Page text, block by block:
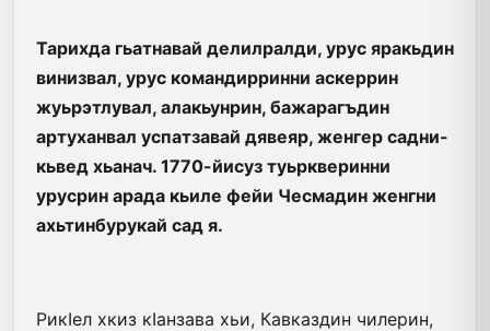
Тарихда гьатнавай делилралди, урус яракьдин
винизвал, урус командирринни аскеррин
жуьрэтлувал, алакьунрин, бажарагъдин
артуханвал успатзавай дя­веяр, женгер садни-
кьвед хьанач. 1770-йисуз туьркверинни
урусрин арада кьиле фейи Чесмадин женгни
ахьтинбурукай сад я.
РикIел хкиз кIанзава хьи, Кавказдин чи­лерин,